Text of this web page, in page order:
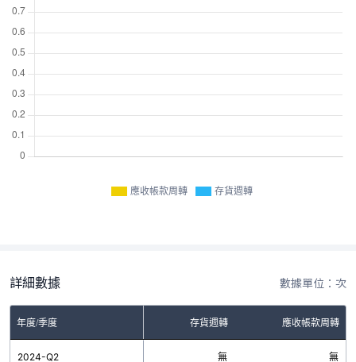
應收帳款周轉 存貨週轉
詳細數據 數據單位：次
年度/季度 存貨週轉 應收帳款周轉
2024-Q2 無 無